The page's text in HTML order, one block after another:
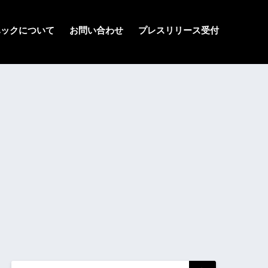
クについて お問い合わせ プレスリリース受付